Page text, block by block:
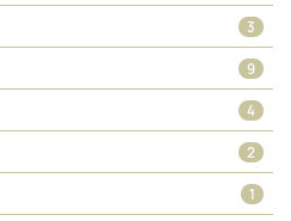
3
9
4
2
1